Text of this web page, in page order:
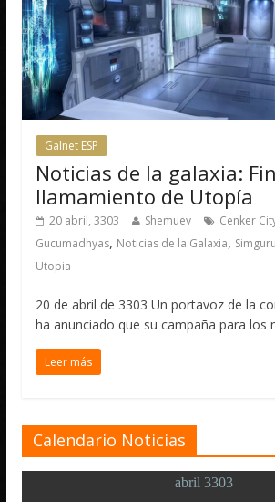
Galnet ESP
Noticias de la galaxia:
llamamiento de Utopía
20 abril, 3303 Shemuev Cenker
Gucumadhyas, Noticias de la Galaxia,
Utopia
20 de abril de 3303 Un portavoz de la
ha anunciado que su campaña para los
Leer más
Calendario Noticias
abril 3303